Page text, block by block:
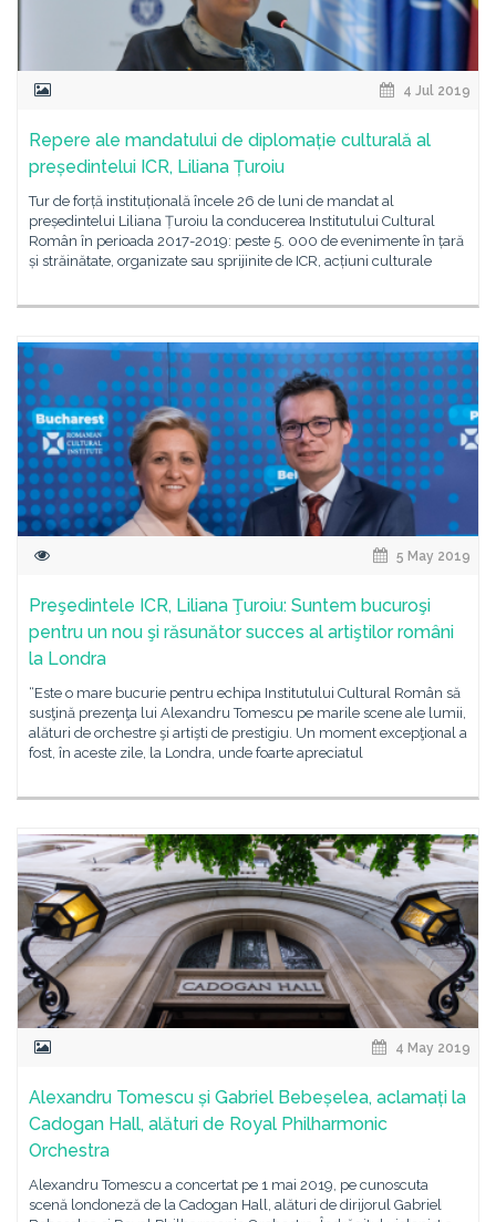
4 Jul 2019
Repere ale mandatului de diplomație culturală al
președintelui ICR, Liliana Țuroiu
Tur de forță instituțională încele 26 de luni de mandat al
președintelui Liliana Țuroiu la conducerea Institutului Cultural
Român în perioada 2017-2019: peste 5. 000 de evenimente în țară
și străinătate, organizate sau sprijinite de ICR, acțiuni culturale
5 May 2019
Preşedintele ICR, Liliana Ţuroiu: Suntem bucuroşi
pentru un nou şi răsunător succes al artiştilor români
la Londra
“Este o mare bucurie pentru echipa Institutului Cultural Român să
susţină prezenţa lui Alexandru Tomescu pe marile scene ale lumii,
alături de orchestre şi artişti de prestigiu. Un moment excepţional a
fost, în aceste zile, la Londra, unde foarte apreciatul
4 May 2019
Alexandru Tomescu și Gabriel Bebeșelea, aclamați la
Cadogan Hall, alături de Royal Philharmonic
Orchestra
Alexandru Tomescu a concertat pe 1 mai 2019, pe cunoscuta
scenă londoneză de la Cadogan Hall, alături de dirijorul Gabriel